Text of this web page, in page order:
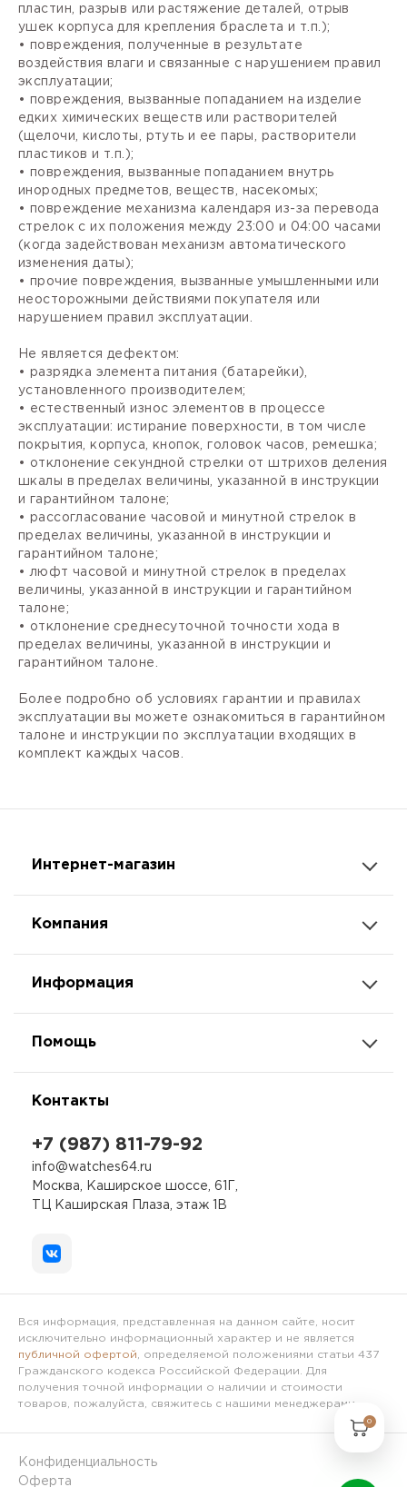
пластин, разрыв или растяжение деталей, отрыв
ушек корпуса для крепления браслета и т.п.);
• повреждения, полученные в результате
воздействия влаги и связанные с нарушением правил
эксплуатации;
• повреждения, вызванные попаданием на изделие
едких химических веществ или растворителей
(щелочи, кислоты, ртуть и ее пары, растворители
пластиков и т.п.);
• повреждения, вызванные попаданием внутрь
инородных предметов, веществ, насекомых;
• повреждение механизма календаря из-за перевода
стрелок с их положения между 23:00 и 04:00 часами
(когда задействован механизм автоматического
изменения даты);
• прочие повреждения, вызванные умышленными или
неосторожными действиями покупателя или
нарушением правил эксплуатации.
Не является дефектом:
• разрядка элемента питания (батарейки),
установленного производителем;
• естественный износ элементов в процессе
эксплуатации: истирание поверхности, в том числе
покрытия, корпуса, кнопок, головок часов, ремешка;
• отклонение секундной стрелки от штрихов деления
шкалы в пределах величины, указанной в инструкции
и гарантийном талоне;
• рассогласование часовой и минутной стрелок в
пределах величины, указанной в инструкции и
гарантийном талоне;
• люфт часовой и минутной стрелок в пределах
величины, указанной в инструкции и гарантийном
талоне;
• отклонение среднесуточной точности хода в
пределах величины, указанной в инструкции и
гарантийном талоне.
Более подробно об условиях гарантии и правилах
эксплуатации вы можете ознакомиться в гарантийном
талоне и инструкции по эксплуатации входящих в
комплект каждых часов.
Интернет-магазин
Компания
Информация
Помощь
Контакты
+7 (987) 811-79-92
info@watches64.ru
Москва, Каширское шоссе, 61Г,
ТЦ Каширская Плаза, этаж 1В
Вся информация, представленная на данном сайте, носит
исключительно информационный характер и не является
публичной офертой , определяемой положениями статьи 437
Гражданского кодекса Российской Федерации. Для
получения точной информации о наличии и стоимости
товаров, пожалуйста, свяжитесь с нашими менеджерами.
Конфиденциальность
Оферта
0